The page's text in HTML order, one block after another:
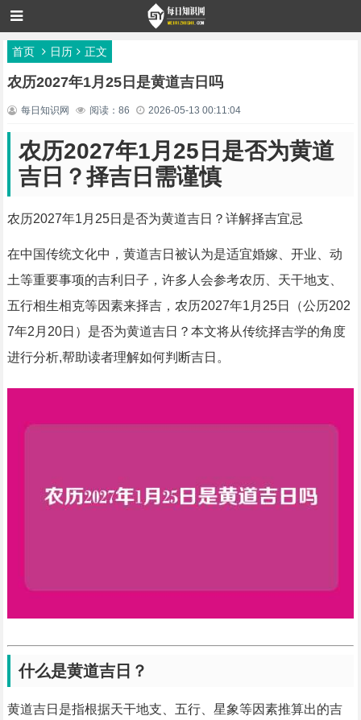
首页 日历 正文
农历2027年1月25日是黄道吉日吗
每日知识网 阅读：86 2026-05-13 00:11:04
农历2027年1月25日是否为黄道
吉日？择吉日需谨慎
农历2027年1月25日是否为黄道吉日？详解择吉宜忌
在中国传统文化中，黄道吉日被认为是适宜婚嫁、开业、动
土等重要事项的吉利日子，许多人会参考农历、天干地支、
五行相生相克等因素来择吉，农历2027年1月25日（公历202
7年2月20日）是否为黄道吉日？本文将从传统择吉学的角度
进行分析,帮助读者理解如何判断吉日。
什么是黄道吉日？
黄道吉日是指根据天干地支、五行、星象等因素推算出的吉